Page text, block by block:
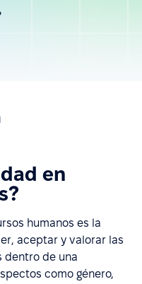
en
humanos es la
aceptar y valorar las
dentro de una
como género,